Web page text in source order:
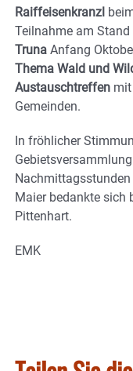
Raiffeisenkranzl
Teilnahme am
Truna Anfang
Thema Wald und
Austauschtreffen
Gemeinden.
In fröhlicher
Maier bedankte sich
Pittenhart.
EMK